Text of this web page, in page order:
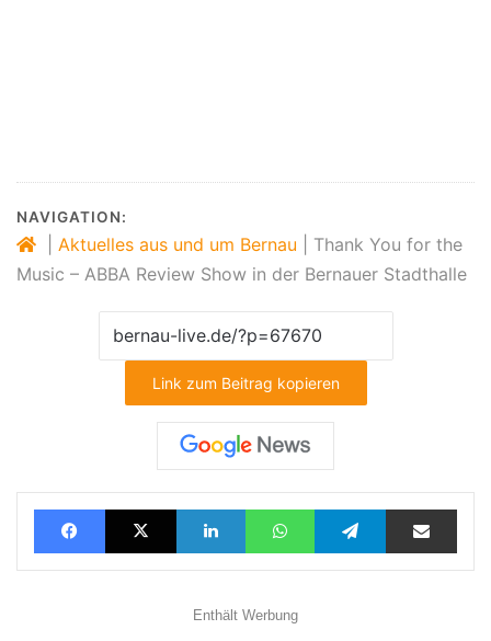
NAVIGATION:
Aktuelles aus und um Bernau
Thank You for the
Music – ABBA Review Show in der Bernauer Stadthalle
Link zum Beitrag kopieren
FacebookX LinkedInWhatsAppTelegramTeilen via E-Mail
Enthält Werbung